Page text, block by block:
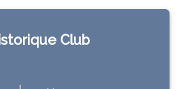
Club